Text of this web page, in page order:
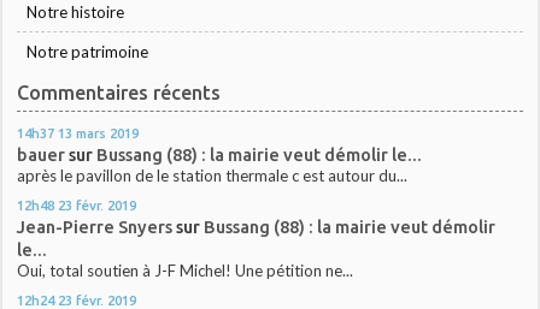
Notre histoire
Notre patrimoine
Commentaires récents
14h37 13 mars 2019
bauersur Bussang (88) : la mairie veut démolir le...
après le pavillon de le station thermale c est autour du...
12h48 23 févr. 2019
Jean-Pierre Snyerssur Bussang (88) : la mairie veut démolir
le...
Oui, total soutien à J-F Michel! Une pétition ne...
12h24 23 févr. 2019